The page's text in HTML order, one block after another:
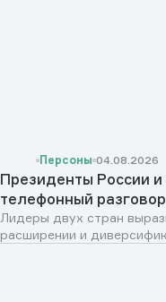
Персоны 04.08.2026
Президенты России
телефонный разговор
Лидеры двух стран
расширении и